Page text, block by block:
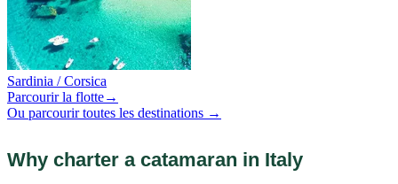
Sardinia / Corsica
Parcourir la flotte→
Ou parcourir toutes les destinations →
Why charter a catamaran in Italy